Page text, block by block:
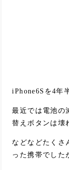
iPhone6Sを4年
最近では電池の
替えボタンは壊
などなどたくさ
った携帯でした